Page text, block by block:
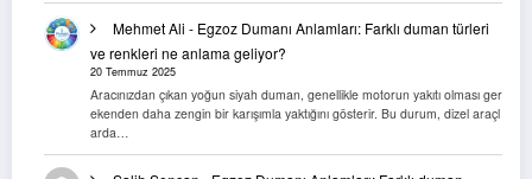
Mehmet Ali - Egzoz Dumanı Anlamları: Farklı duman türleri
ve renkleri ne anlama geliyor?
20 Temmuz 2025
Aracınızdan çıkan yoğun siyah duman, genellikle motorun yakıtı olması ger
ekenden daha zengin bir karışımla yaktığını gösterir. Bu durum, dizel araçl
arda…